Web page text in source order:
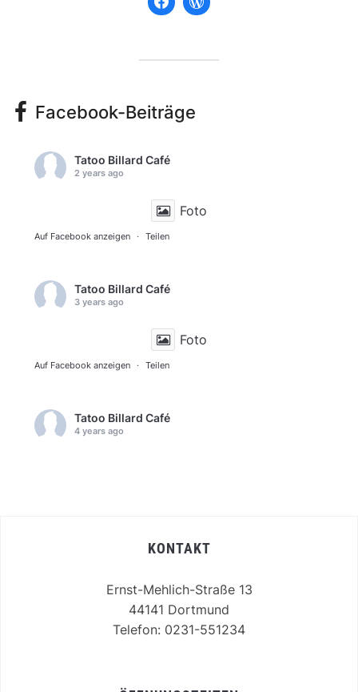
Facebook-Beiträge
Tatoo Billard Café
2 years ago
Foto
Auf Facebook anzeigen · Teilen
Tatoo Billard Café
3 years ago
Foto
Auf Facebook anzeigen · Teilen
Tatoo Billard Café
4 years ago
KONTAKT
Ernst-Mehlich-Straße 13
44141 Dortmund
Telefon: 0231-551234